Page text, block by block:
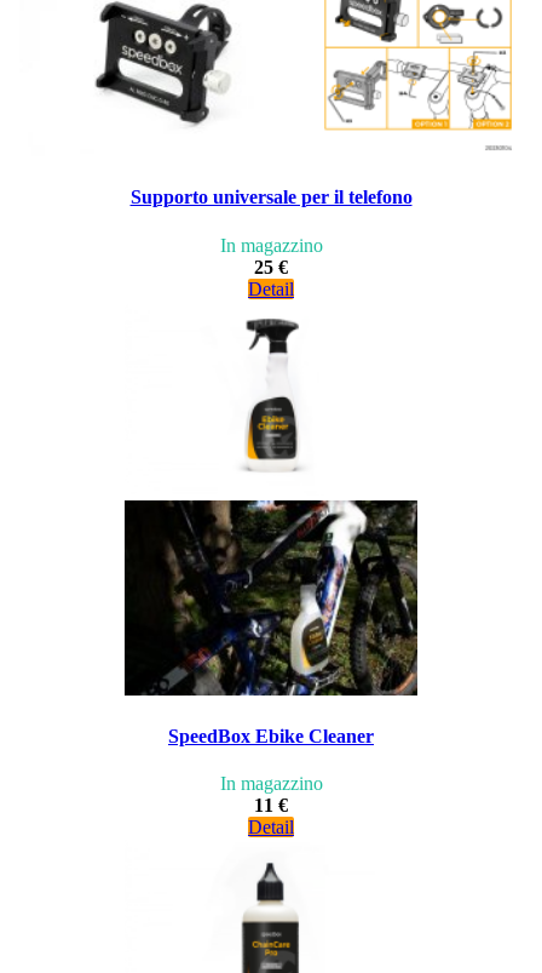
Supporto universale per il telefono
In magazzino
25 €
Detail
SpeedBox Ebike Cleaner
In magazzino
11 €
Detail